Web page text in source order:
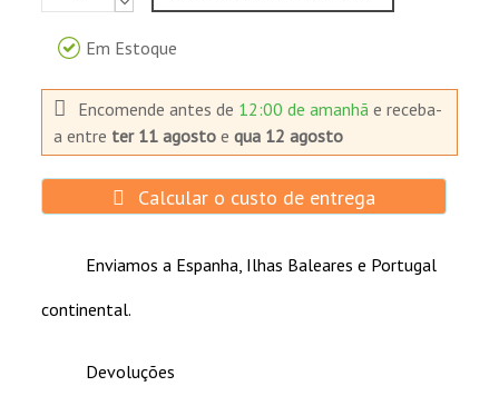
Em Estoque
Encomende antes de 12:00 de amanhãe receba-
aentre ter 11 agosto equa 12 agosto
Calcular o custo de entrega
Enviamos a Espanha, Ilhas Baleares e Portugal
continental.
Devoluções